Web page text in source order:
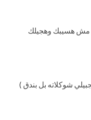
مش هسيبك وهجيلك
شوكلاته بل بندق )